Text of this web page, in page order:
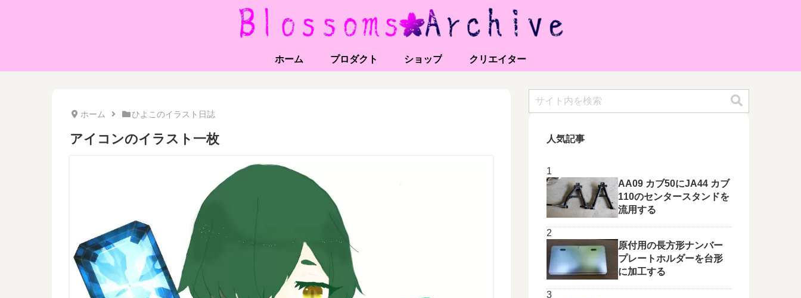
ホーム プロダクト ショップ クリエイター
ホーム ひよこのイラスト日誌
アイコンのイラスト一枚 人気記事
AA09 カブ50にJA44 カブ
110のセンタースタンドを
流用する
原付用の長方形ナンバー
プレートホルダーを台形
に加工する